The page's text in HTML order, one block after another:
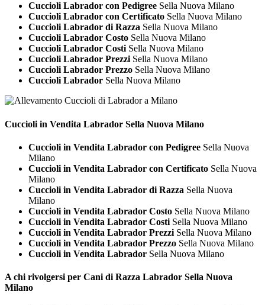
Cuccioli Labrador con Pedigree Sella Nuova Milano
Cuccioli Labrador con Certificato Sella Nuova Milano
Cuccioli Labrador di Razza Sella Nuova Milano
Cuccioli Labrador Costo Sella Nuova Milano
Cuccioli Labrador CostiSella Nuova Milano
Cuccioli Labrador PrezziSella Nuova Milano
Cuccioli Labrador Prezzo Sella Nuova Milano
Cuccioli Labrador Sella Nuova Milano
Cuccioli in Vendita Labrador Sella Nuova Milano
Cuccioli in Vendita Labrador con Pedigree Sella Nuova
Milano
Cuccioli in Vendita Labrador con Certificato Sella Nuova
Milano
Cuccioli in Vendita Labrador di Razza Sella Nuova
Milano
Cuccioli in Vendita Labrador Costo Sella Nuova Milano
Cuccioli in Vendita Labrador Costi Sella Nuova Milano
Cuccioli in Vendita Labrador Prezzi Sella Nuova Milano
Cuccioli in Vendita Labrador Prezzo Sella Nuova Milano
Cuccioli in Vendita Labrador Sella Nuova Milano
A chi rivolgersi per Cani di Razza Labrador Sella Nuova
Milano